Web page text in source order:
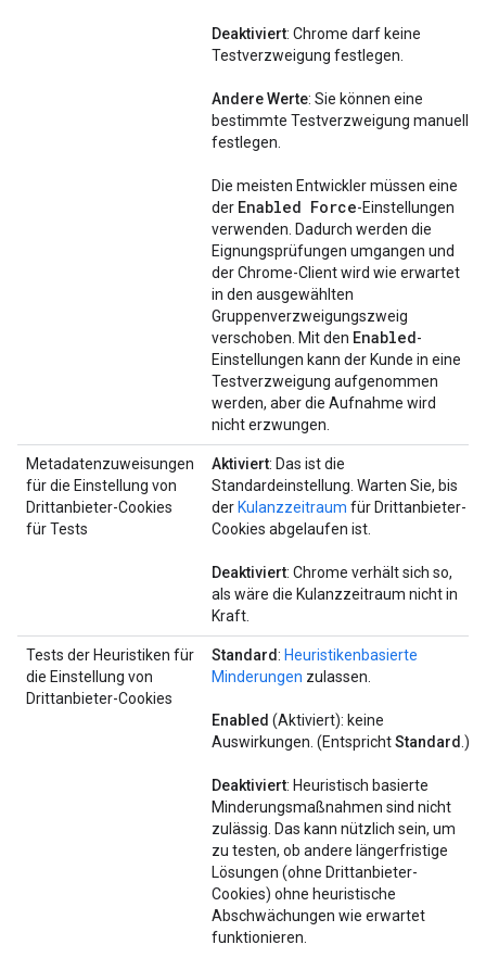
Deaktiviert: Chrome darf keine
Testverzweigung festlegen.
Andere Werte: Sie können eine
bestimmte Testverzweigung manuell
festlegen.
Die meisten Entwickler müssen eine
der Enabled Force-Einstellungen
verwenden. Dadurch werden die
Eignungsprüfungen umgangen und
der Chrome-Client wird wie erwartet
in den ausgewählten
Gruppenverzweigungszweig
verschoben. Mit den Enabled-
Einstellungen kann der Kunde in eine
Testverzweigung aufgenommen
werden, aber die Aufnahme wird
nicht erzwungen.
Metadatenzuweisungen
für die Einstellung von
Drittanbieter-Cookies
für Tests
Aktiviert: Das ist die
Standardeinstellung. Warten Sie, bis
derKulanzzeitraum für Drittanbieter-
Cookies abgelaufen ist.
Deaktiviert: Chrome verhält sich so,
als wäre die Kulanzzeitraum nicht in
Kraft.
Tests der Heuristiken für
die Einstellung von
Drittanbieter-Cookies
Standard: Heuristikenbasierte
Minderungen zulassen.
Enabled (Aktiviert): keine
Auswirkungen. (EntsprichtStandard .)
Deaktiviert: Heuristisch basierte
Minderungsmaßnahmen sind nicht
zulässig. Das kann nützlich sein, um
zu testen, ob andere längerfristige
Lösungen (ohne Drittanbieter-
Cookies) ohne heuristische
Abschwächungen wie erwartet
funktionieren.